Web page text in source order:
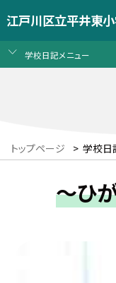
江戸川区立平井東
学校日記メニュー
トップページ > 学校日
～ひ